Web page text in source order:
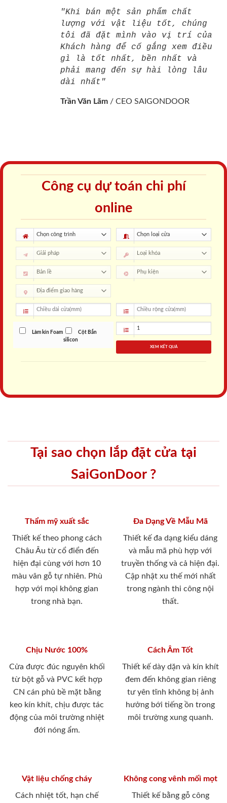
"Khi bán một sản phẩm chất
lượng với vật liệu tốt, chúng
tôi đã đặt mình vào vị trí của
Khách hàng để cố gắng xem điều
gì là tốt nhất, bền nhất và
phải mang đến sự hài lòng lâu
dài nhất"
Trần Văn Lãm / CEO SAIGONDOOR
Công cụ dự toán chi phí
online
Làm kín Foam
Cột Bắn
silicon
XEM KẾT QUẢ
Tại sao chọn lắp đặt cửa tại
SaiGonDoor ?
Thẩm mỹ xuất sắc
Thiết kế theo phong cách
Châu Âu từ cổ điển đến
hiện đại cùng với hơn 10
màu vân gỗ tự nhiên. Phù
hợp với mọi không gian
trong nhà bạn.
Đa Dạng Về Mẫu Mã
Thiết kế đa dạng kiểu dáng
và mẫu mã phù hợp với
truyền thống và cả hiện đại.
Cập nhật xu thế mới nhất
trong ngành thi công nội
thất.
Chịu Nước 100%
Cửa được đúc nguyên khối
từ bột gỗ và PVC kết hợp
CN cán phủ bề mặt bằng
keo kín khít, chịu được tác
động của môi trường nhiệt
đới nóng ẩm.
Cách Âm Tốt
Thiết kế dày dặn và kín khít
đem đến không gian riêng
tư yên tĩnh không bị ảnh
hưởng bới tiếng ồn trong
môi trường xung quanh.
Vật liệu chống cháy
Cách nhiệt tốt, hạn chế
Không cong vênh mối mọt
Thiết kế bằng gỗ công